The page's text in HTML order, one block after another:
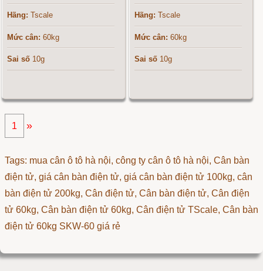
Hãng: Tscale
Mức cân: 60kg
Sai số 10g
Hãng: Tscale
Mức cân: 60kg
Sai số 10g
1 »
Tags: mua cân ô tô hà nội, công ty cân ô tô hà nội, Cân bàn
điện tử, giá cân bàn điện tử, giá cân bàn điện tử 100kg, cân
bàn điện tử 200kg, Cân điện tử, Cân bàn điện tử, Cân điện
tử 60kg, Cân bàn điện tử 60kg, Cân điện tử TScale, Cân bàn
điện tử 60kg SKW-60 giá rẻ